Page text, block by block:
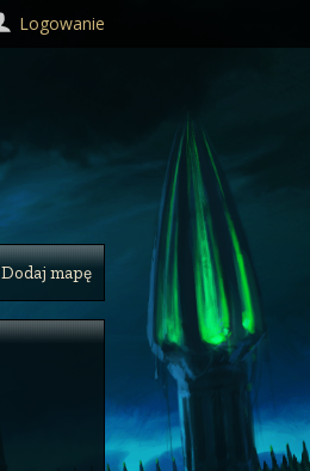
Dodaj mapę
Logowanie